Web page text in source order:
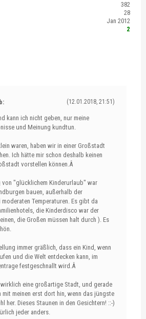
382
28
Jan 2012
2
(12.01.2018, 21:51)
kann ich nicht geben, nur meine
und Meinung kundtun.
waren, haben wir in einer Großstadt
Ich hätte mir schon deshalb keinen
vorstellen können.Â
von "glücklichem Kinderurlaub" war
bauen, außerhalb der
Temperaturen. Es gibt da
die Kinderdisco war der
die Großen müssen halt durch ). Es
immer gräßlich, dass ein Kind, wenn
und die Welt entdecken kann, im
festgeschnallt wird.Â
eine großartige Stadt, und gerade
mit meinen erst dort hin, wenn das jüngste
her. Dieses Staunen in den Gesichtern! ::-)
jeder anders.